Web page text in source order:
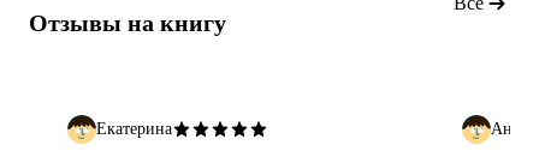
Отзывы на книгу
Екатерина Антон